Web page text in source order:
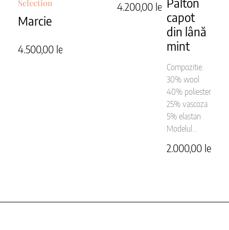
Selection
Marcie
4.500,00 lei
4.200,00 lei
capot
din lână
mint
2.000,00 lei
Compozitie:
30% wool
40% poliester
25% vascoza
5% elastan
Modelul...